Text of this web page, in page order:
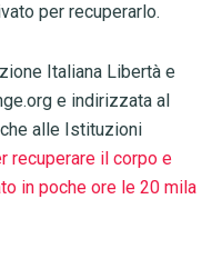
per recuperarlo.
Italiana Libertà e
e indirizzata al
alle Istituzioni
recuperare il corpo e
in poche ore le 20 mila